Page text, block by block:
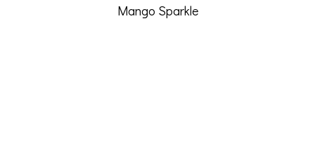
Mango Sparkle